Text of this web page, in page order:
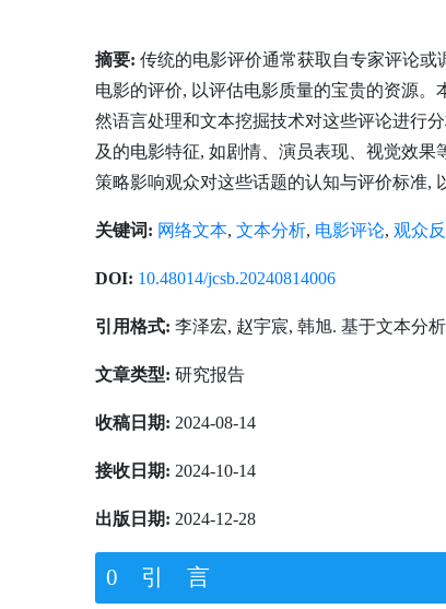
摘要: 传统的电影评价通常获取自专家评论
电影的评价, 以评估电影质量的宝贵的资源。
然语言处理和文本挖掘技术对这些评论进行
及的电影特征, 如剧情、演员表现、视觉效
策略影响观众对这些话题的认知与评价标准,
关键词: 网络文本, 文本分析, 电影评论, 观众
DOI: 10.48014/jcsb.20240814006
引用格式: 李泽宏, 赵宇宸, 韩旭. 基于文本分
文章类型: 研究报告
收稿日期: 2024-08-14
接收日期: 2024-10-14
出版日期: 2024-12-28
0 引 言